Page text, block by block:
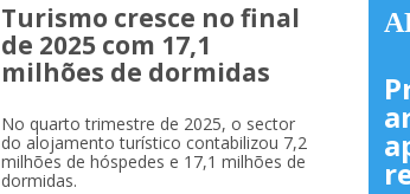
Turismo cresce no final
de 2025 com 17,1
milhões de dormidas
No quarto trimestre de 2025, o sector
do alojamento turístico contabilizou 7,2
milhões de hóspedes e 17,1 milhões de
dormidas.